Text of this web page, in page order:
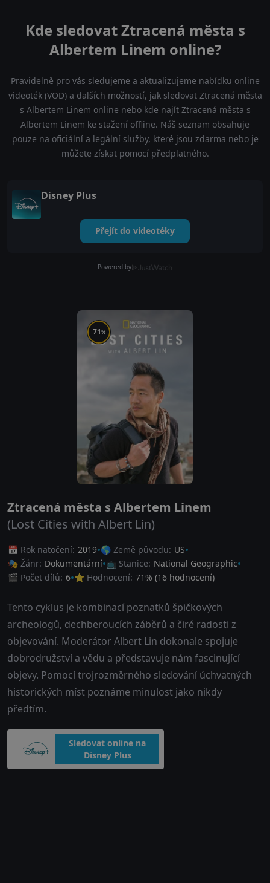
Kde sledovat Ztracená města s
Albertem Linem online?
Pravidelně pro vás sledujeme a aktualizujeme nabídku online
videoték (VOD) a dalších možností, jak sledovat Ztracená města
s Albertem Linem online nebo kde najít Ztracená města s
Albertem Linem ke stažení offline. Náš seznam obsahuje
pouze na oficiální a legální služby, které jsou zdarma nebo je
můžete získat pomocí předplatného.
Disney Plus
Přejít do videotéky
Powered by
71%
Ztracená města s Albertem Linem
(Lost Cities with Albert Lin)
📅 Rok natočení: 2019 🌎 Země původu: US
🎭 Žánr: Dokumentární 📺 Stanice: National Geographic
🎬 Počet dílů: 6 ⭐ Hodnocení: 71% (16 hodnocení)
Tento cyklus je kombinací poznatků špičkových
archeologů, dechberoucích záběrů a čiré radosti z
objevování. Moderátor Albert Lin dokonale spojuje
dobrodružství a vědu a představuje nám fascinující
objevy. Pomocí trojrozměrného sledování úchvatných
historických míst poznáme minulost jako nikdy
předtím.
Sledovat online na
Disney Plus